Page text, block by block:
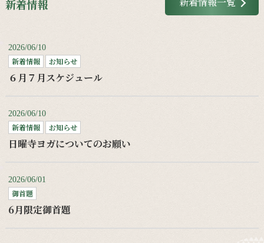
新着情報
2026/06/10
新着情報 お知らせ
６月７月スケジュール
2026/06/10
新着情報 お知らせ
日曜寺ヨガについてのお願い
2026/06/01
御首題
6月限定御首題